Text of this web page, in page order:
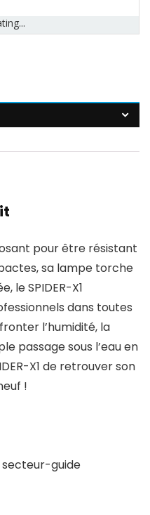
pour être résistant
sa lampe torche
le SPIDER-X1
dans toutes
l’humidité, la
passage sous l’eau en
X1 de retrouver son
!
secteur-guide